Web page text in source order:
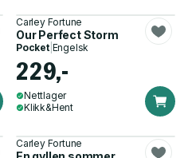
Carley Fortune
Our Perfect Storm
Pocket| Engelsk
229,-
Nettlager
Klikk&Hent
Carley Fortune